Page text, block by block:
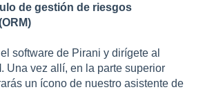
de gestión de riesgos
software de Pirani y dirígete al
. Una vez allí, en la parte superior
un ícono de nuestro asistente de